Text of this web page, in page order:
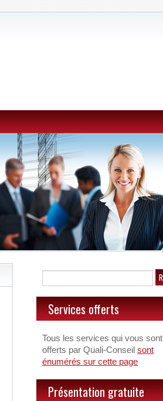
Services offerts
Tous les services qui vous sont
offerts par Quali-Conseil sont
énumérés sur cette page
Présentation gratuite